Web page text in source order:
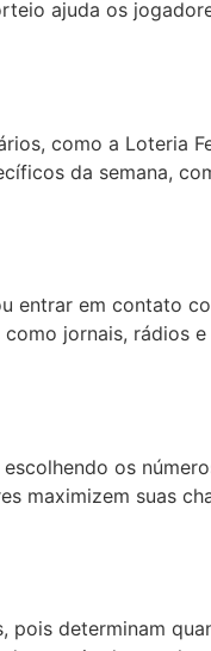
ajuda os
como a Loteria
da semana,
entrar em contato
jornais, rádios
os
maximizem suas
pois determinam